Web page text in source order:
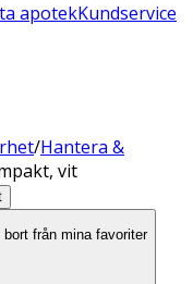
apotekKundservice
/Hantera &
vit
från mina favoriter